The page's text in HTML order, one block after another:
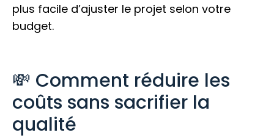
plus facile d’ajuster le projet selon votre
budget.
💸 Comment réduire les
coûts sans sacrifier la
qualité